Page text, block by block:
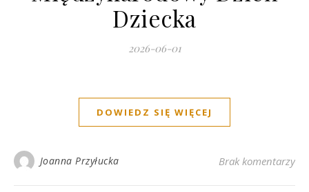
Dziecka
2026-06-01
DOWIEDZ SIĘ WIĘCEJ
Joanna Przyłucka Brak komentarzy